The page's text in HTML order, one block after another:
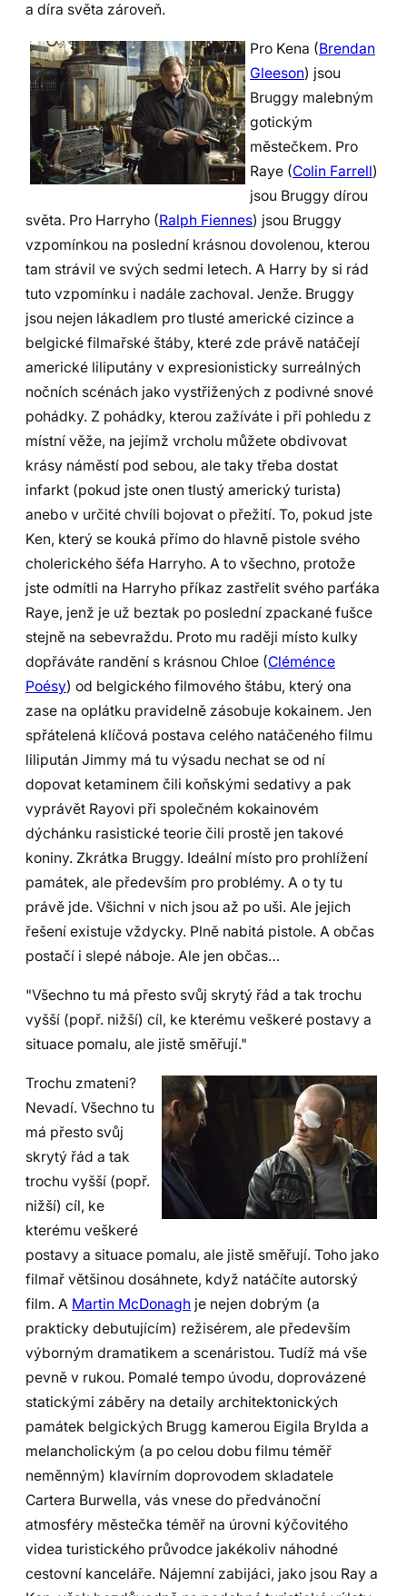
a díra světa zároveň.
Pro Kena (Brendan
Gleeson) jsou
Bruggy malebným
gotickým
městečkem. Pro
Raye (Colin Farrell)
jsou Bruggy dírou
světa. Pro Harryho (Ralph Fiennes) jsou Bruggy
vzpomínkou na poslední krásnou dovolenou, kterou
tam strávil ve svých sedmi letech. A Harry by si rád
tuto vzpomínku i nadále zachoval. Jenže. Bruggy
jsou nejen lákadlem pro tlusté americké cizince a
belgické filmařské štáby, které zde právě natáčejí
americké liliputány v expresionisticky surreálných
nočních scénách jako vystřižených z podivné snové
pohádky. Z pohádky, kterou zažíváte i při pohledu z
místní věže, na jejímž vrcholu můžete obdivovat
krásy náměstí pod sebou, ale taky třeba dostat
infarkt (pokud jste onen tlustý americký turista)
anebo v určité chvíli bojovat o přežití. To, pokud jste
Ken, který se kouká přímo do hlavně pistole svého
cholerického šéfa Harryho. A to všechno, protože
jste odmítli na Harryho příkaz zastřelit svého parťáka
Raye, jenž je už beztak po poslední zpackané fušce
stejně na sebevraždu. Proto mu raději místo kulky
dopřáváte randění s krásnou Chloe (Cléménce
Poésy) od belgického filmového štábu, který ona
zase na oplátku pravidelně zásobuje kokainem. Jen
spřátelená klíčová postava celého natáčeného filmu
lilipután Jimmy má tu výsadu nechat se od ní
dopovat ketaminem čili koňskými sedativy a pak
vyprávět Rayovi při společném kokainovém
dýchánku rasistické teorie čili prostě jen takové
koniny. Zkrátka Bruggy. Ideální místo pro prohlížení
památek, ale především pro problémy. A o ty tu
právě jde. Všichni v nich jsou až po uši. Ale jejich
řešení existuje vždycky. Plně nabitá pistole. A občas
postačí i slepé náboje. Ale jen občas…
"Všechno tu má přesto svůj skrytý řád a tak trochu
vyšší (popř. nižší) cíl, ke kterému veškeré postavy a
situace pomalu, ale jistě směřují."
Trochu zmateni?
Nevadí. Všechno tu
má přesto svůj
skrytý řád a tak
trochu vyšší (popř.
nižší) cíl, ke
kterému veškeré
postavy a situace pomalu, ale jistě směřují. Toho jako
filmař většinou dosáhnete, když natáčíte autorský
film. A Martin McDonagh je nejen dobrým (a
prakticky debutujícím) režisérem, ale především
výborným dramatikem a scenáristou. Tudíž má vše
pevně v rukou. Pomalé tempo úvodu, doprovázené
statickými záběry na detaily architektonických
památek belgických Brugg kamerou Eigila Brylda a
melancholickým (a po celou dobu filmu téměř
neměnným) klavírním doprovodem skladatele
Cartera Burwella, vás vnese do předvánoční
atmosféry městečka téměř na úrovni kýčovitého
videa turistického průvodce jakékoliv náhodné
cestovní kanceláře. Nájemní zabijáci, jako jsou Ray a